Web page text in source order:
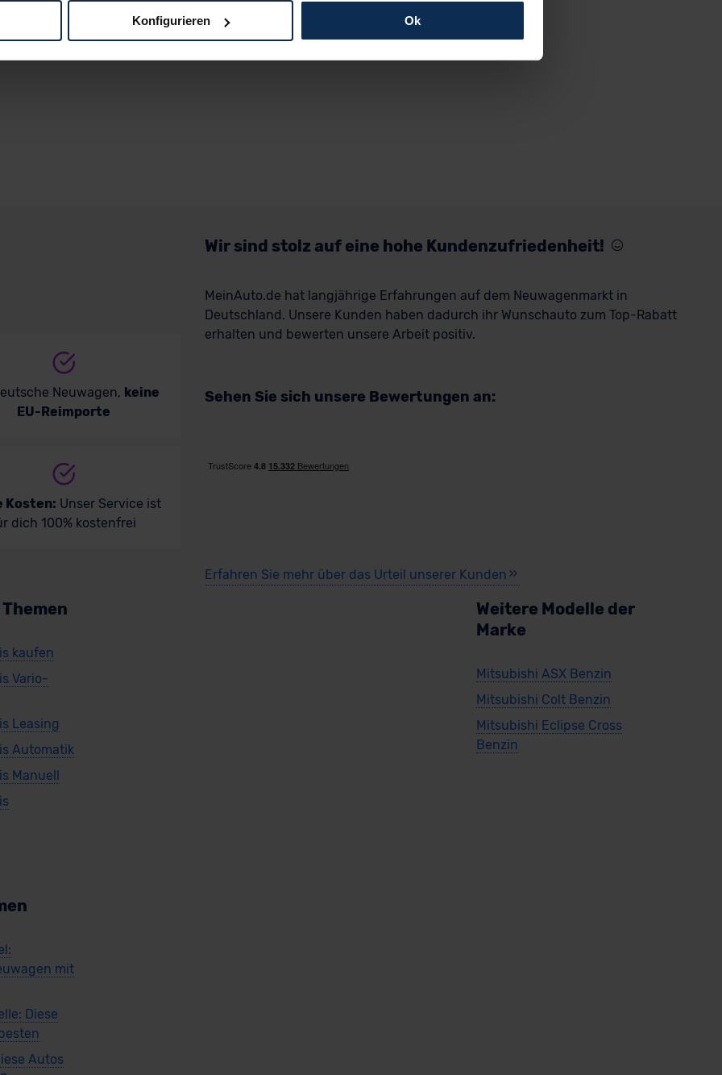
Konfigurieren Ok
Neuwagen, keine
EU-Reimporte
Kosten: Unser Service ist
dich 100% kostenfrei
Wir sind stolz auf eine hohe Kundenzufriedenheit!
MeinAuto.de hat langjährige Erfahrungen auf dem Neuwagenmarkt in
Deutschland. Unsere Kunden haben dadurch ihr Wunschauto zum Top-Rabatt
erhalten und bewerten unsere Arbeit positiv.
Sehen Sie sich unsere Bewertungen an:
Erfahren Sie mehr über das Urteil unserer Kunden
kaufen
Vario-
Leasing
Automatik
Manuell
Weitere Modelle der
Marke
Mitsubishi ASX Benzin
Mitsubishi Colt Benzin
Mitsubishi Eclipse Cross
Benzin
mit
Diese
Autos